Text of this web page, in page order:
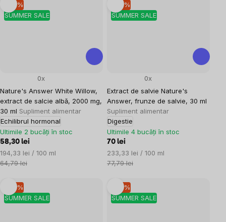
SUMMER SALE
–10 %
Nature's Answer White Willow,
extract de salcie albă, 2000 mg,
30 ml Supliment alimentar
Echilibrul hormonal
0x
Ultimile 2 bucăți în stoc
58,30 lei
Evaluare
preţ:
194,33 lei / 100 ml
64,79 lei
SUMMER SALE
–10 %
Extract de salvie Nature's
Answer, frunze de salvie, 30 ml
Supliment alimentar
Digestie
0x
Ultimile 4 bucăți în stoc
70 lei
Evaluare
preţ:
233,33 lei / 100 ml
77,79 lei
SUMMER SALE
–10 %
SUMMER SALE
–10 %